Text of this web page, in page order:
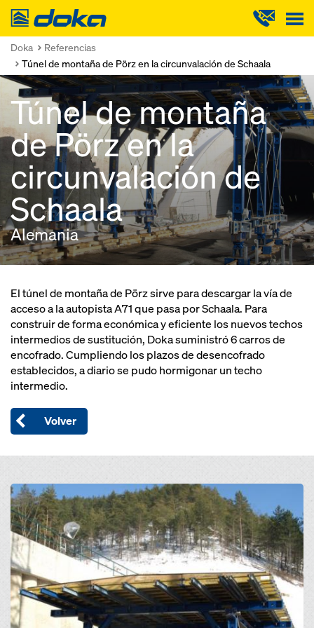
Doka
Doka
Referencias
Túnel de montaña de Pörz en la circunvalación de Schaala
Túnel de montaña
de Pörz en la
circunvalación de
Schaala
Alemania
El túnel de montaña de Pörz sirve para descargar la vía de
acceso a la autopista A71 que pasa por Schaala. Para
construir de forma económica y eficiente los nuevos techos
intermedios de sustitución, Doka suministró 6 carros de
encofrado. Cumpliendo los plazos de desencofrado
establecidos, a diario se pudo hormigonar un techo
intermedio.
Volver
Open